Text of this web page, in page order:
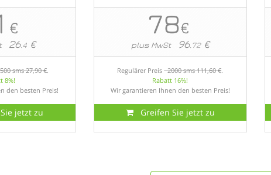
€
26.4 €
sms 27,90 €.
8%!
den besten Preis!
jetzt zu
78€
plus MwSt 96.72€
Regulärer Preis2000 sms 111,60 €.
Rabatt 16%!
Wir garantieren Ihnen den besten Preis!
Greifen Sie jetzt zu